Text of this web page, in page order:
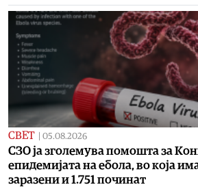
СВЕТ 05.08.2026
СЗО ја зголемува помошта за
епидемијата на ебола, во која
заразени и 1.751 починат